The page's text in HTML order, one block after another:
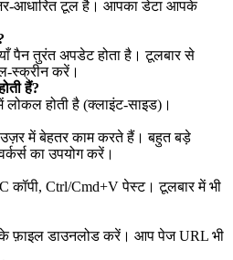
टूल है। आपका डेटा आपके
पैन तुरंत अपडेट होता है। टूलबार से
करें।
हैं?
होती है (क्लाइंट‑साइड)।
में बेहतर काम करते हैं। बहुत बड़े
का उपयोग करें।
कॉपी, Ctrl/Cmd+V पेस्ट। टूलबार में भी
फ़ाइल डाउनलोड करें। आप पेज URL भी